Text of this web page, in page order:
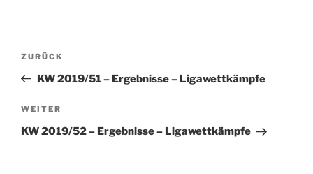
Beitragsnavigation
Vorheriger
Beitrag
ZURÜCK
KW 2019/51 – Ergebnisse – Ligawettkämpfe
Nächster
Beitrag
WEITER
KW 2019/52 – Ergebnisse – Ligawettkämpfe